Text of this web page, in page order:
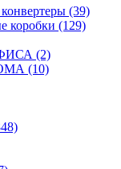
(39)
коробки (129)
(2)
(10)